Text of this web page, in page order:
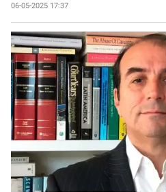
06-05-2025 17:37